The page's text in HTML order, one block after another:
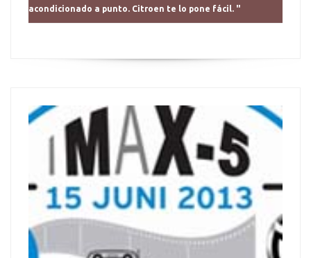
acondicionado a punto. Citroen te lo pone fácil. "